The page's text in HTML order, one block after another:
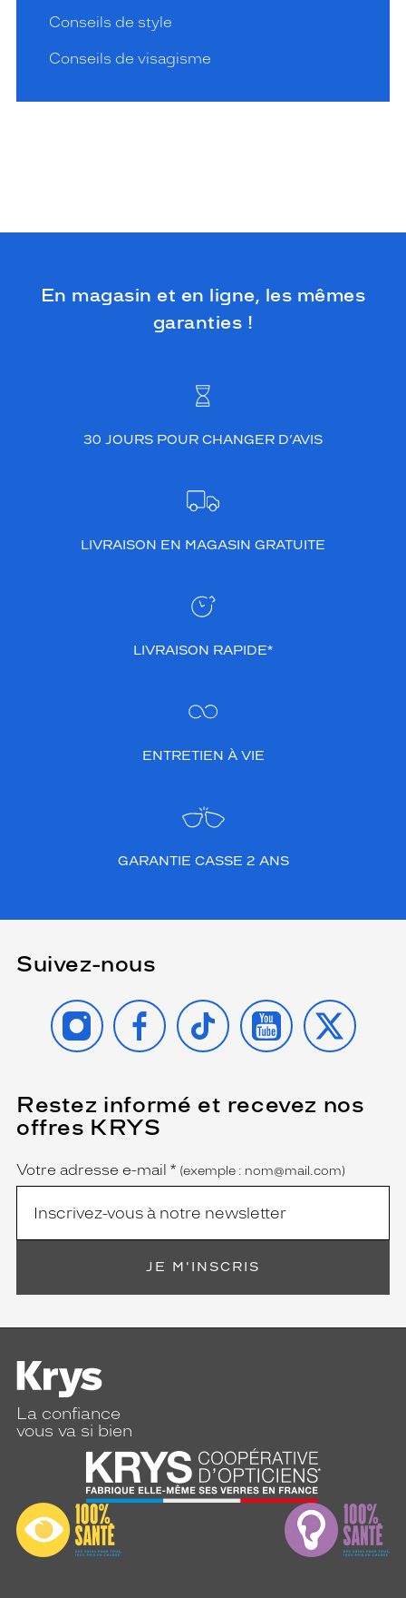
Conseils de style
Conseils de visagisme
En magasin et en ligne, les mêmes
garanties !
30 JOURS POUR CHANGER D’AVIS
LIVRAISON EN MAGASIN GRATUITE
LIVRAISON RAPIDE*
ENTRETIEN À VIE
GARANTIE CASSE 2 ANS
Suivez-nous
INSTAGRAMFACEBOOK
TIKTOK YOUTUBE
X
Restez informé et recevez nos
offres KRYS
Name
Votre adresse e-mail *
(Ce
champ
est
obligatoire)
(exemple : nom@mail.com)
JE M'INSCRIS
La confiance
vous va si bien